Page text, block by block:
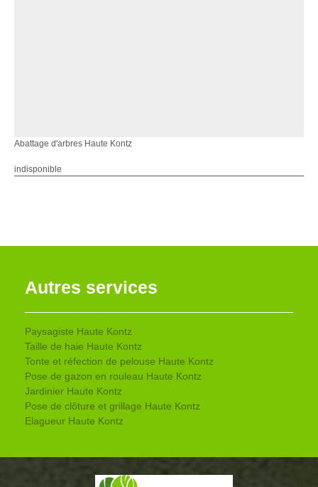
Abattage d'arbres Haute Kontz
indisponible
Autres services
Paysagiste Haute Kontz
Taille de haie Haute Kontz
Tonte et réfection de pelouse Haute Kontz
Pose de gazon en rouleau Haute Kontz
Jardinier Haute Kontz
Pose de clôture et grillage Haute Kontz
Elagueur Haute Kontz